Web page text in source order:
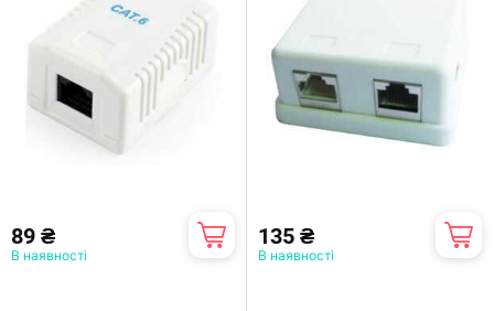
89 ₴
В наявності
135 ₴
В наявності